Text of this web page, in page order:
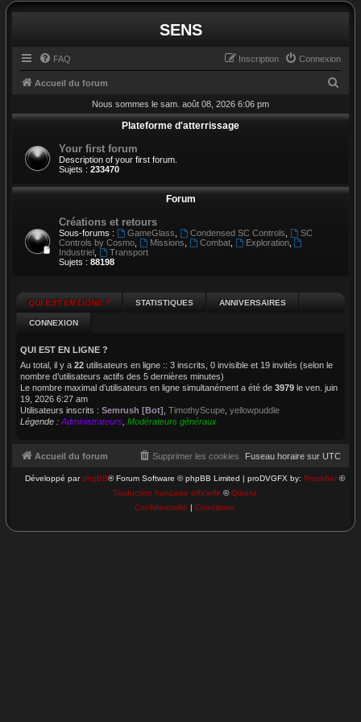
SENS
FAQ Connexion
Inscription
Accueil du forum
c
Nous sommes le sam. août 08, 2026 6:06 pm
Plateforme d'atterrissage
Your first forum
Description of your first forum.
Sujets : 233470
Forum
Créations et retours
Sous-forums : GameGlass Condensed SC Controls
SC
Controls by Cosmo
Missions Combat, Exploration,
Industriel
Transport
Sujets : 88198
QUI EST EN LIGNE ? STATISTIQUES ANNIVERSAIRES
CONNEXION
QUI EST EN LIGNE ?
Au total, il y a 22 utilisateurs en ligne :: 3 inscrits, 0 invisible et 19 invités (selon le
nombre d’utilisateurs actifs des 5 dernières minutes)
Le nombre maximal d’utilisateurs en ligne simultanément a été de 3979 le ven. juin
19, 2026 6:27 am
Utilisateurs inscrits : Semrush [Bot] TimothyScupe yellowpuddle
Légende : Administrateurs Modérateurs généraux
Accueil du forum Fuseau horaire sur UTC
Supprimer les cookies
Développé parphpBB® Forum Software © phpBB Limited | proDVGFX by: Prosk8er©
Traduction française officielle ©Qiaeru
Confidentialité | Conditions